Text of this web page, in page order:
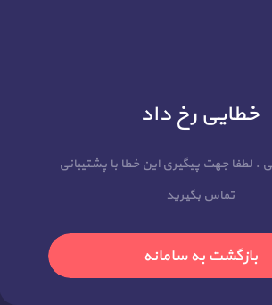
خطایی رخ داد
لطفا جهت پیگیری این خطا با پشتیبانی
تماس بگیرید
بازگشت به سامانه